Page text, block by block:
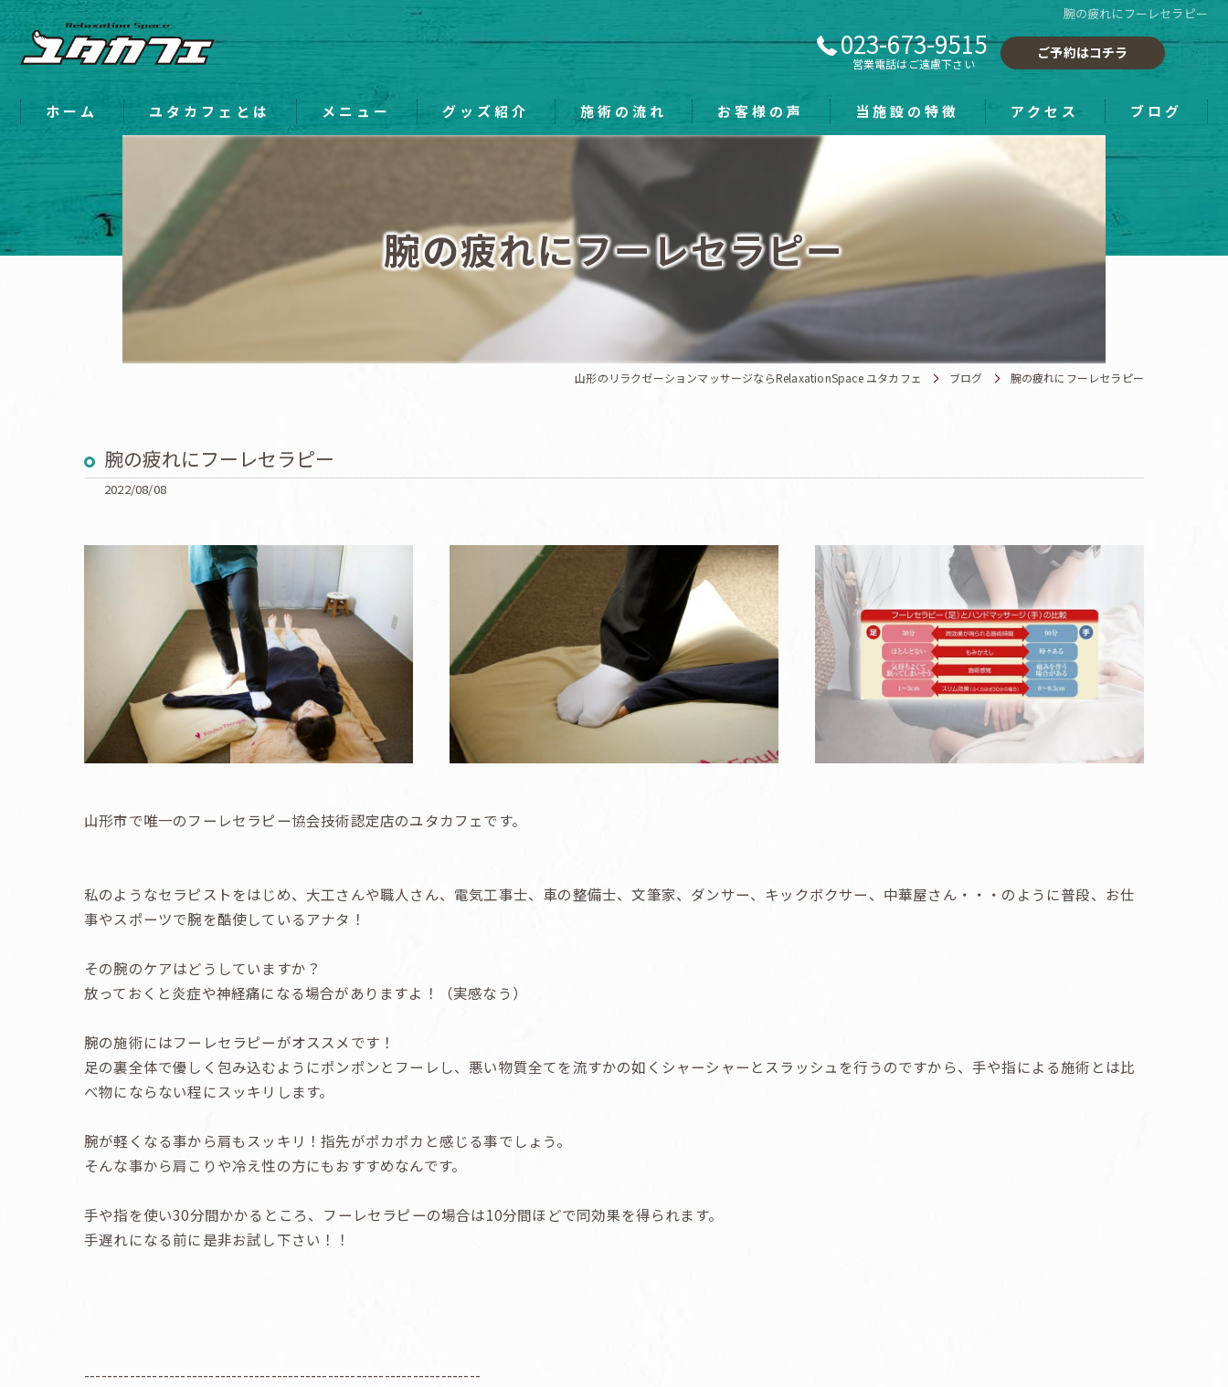
腕の疲れにフーレセラピー
023-673-9515
営業電話はご遠慮下さい
ご予約はコチラ
ホーム ユタカフェとは メニュー グッズ紹介 施術の流れ お客様の声 当施設の特徴
フーレセラピー
小顔
雑貨
アクセス ブログ
腕の疲れにフーレセラピー
山形のリラクゼーションマッサージならRelaxationSpace ユタカフェ ブログ 腕の疲れにフーレセラピー
腕の疲れにフーレセラピー
2022/08/08
山形市で唯一のフーレセラピー協会技術認定店のユタカフェです。
私のようなセラピストをはじめ、大工さんや職人さん、電気工事士、車の整備士、文筆家、ダンサー、キックボクサー、中華屋さん・・・のように普段、お仕
事やスポーツで腕を酷使しているアナタ！
その腕のケアはどうしていますか？
放っておくと炎症や神経痛になる場合がありますよ！（実感なう）
腕の施術にはフーレセラピーがオススメです！
足の裏全体で優しく包み込むようにポンポンとフーレし、悪い物質全てを流すかの如くシャーシャーとスラッシュを行うのですから、手や指による施術とは比
べ物にならない程にスッキリします。
腕が軽くなる事から肩もスッキリ！指先がポカポカと感じる事でしょう。
そんな事から肩こりや冷え性の方にもおすすめなんです。
手や指を使い30分間かかるところ、フーレセラピーの場合は10分間ほどで同効果を得られます。
手遅れになる前に是非お試し下さい！！
----------------------------------------------------------------------